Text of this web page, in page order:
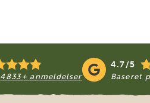
4833+ anmeldelser
4.7/5
Baseret